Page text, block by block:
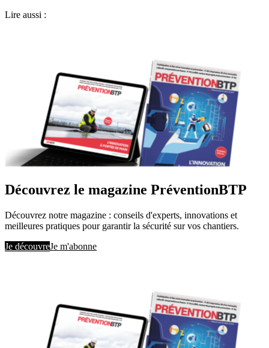
Lire aussi :
Découvrez le magazine PréventionBTP
Découvrez notre magazine : conseils d'experts, innovations et
meilleures pratiques pour garantir la sécurité sur vos chantiers.
Je découvreJe m'abonne